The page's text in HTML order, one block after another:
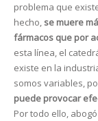
problema que
hecho, se muere
fármacos que por
esta línea, el
existe en la
somos variables,
puede provocar
Por todo ello,